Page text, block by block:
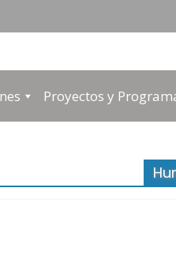
Proyectos y